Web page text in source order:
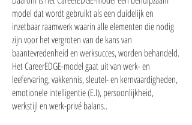
model dat wordt gebruikt als een duidelijk en
inzetbaar raamwerk waarin alle elementen die nodig
zijn voor het vergroten van de kans van
baantevredenheid en werksucces, worden behandeld.
Het CareerEDGE-model gaat uit van werk- en
leefervaring, vakkennis, sleutel- en kernvaardigheden,
emotionele intelligentie (E.I), persoonlijkheid,
werkstijl en werk-privé balans..